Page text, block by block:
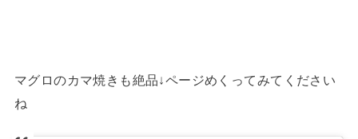
マグロのカマ焼きも絶品↓ページめくってみてください
ね